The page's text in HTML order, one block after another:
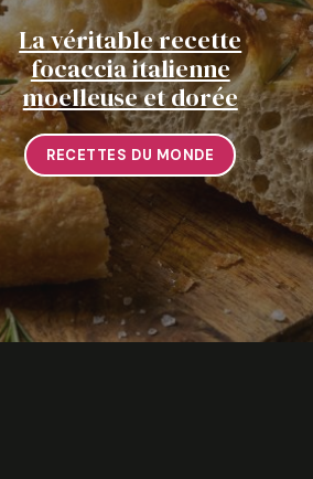
La véritable recette
focaccia italienne
moelleuse et dorée
RECETTES DU MONDE